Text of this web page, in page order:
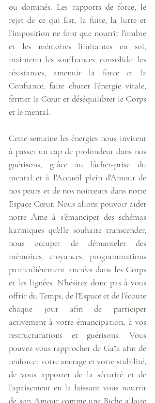
ou dominés. Les rapports de force, le
rejet de ce qui Est, la fuite, la lutte et
l'imposition ne font que nourrir l'ombre
et les mémoires limitantes en soi,
maintenir les souffrances, consolider les
résistances, amenuir la force et la
Confiance, faire chuter l'énergie vitale,
fermer le Cœur et déséquilibrer le Corps
et le mental.
Cette semaine les énergies nous invitent
à passer un cap de profondeur dans nos
guérisons, grâce au lâcher-prise du
mental et à l'Accueil plein d'Amour de
nos peurs et de nos noirceurs dans notre
Espace Cœur. Nous allons pouvoir aider
notre Âme à s'émanciper des schémas
karmiques qu'elle souhaite transcender,
nous occuper de démanteler des
mémoires, croyances, programmations
particulièrement ancrées dans les Corps
et les lignées. N'hésitez donc pas à vous
offrir du Temps, de l'Espace et de l'écoute
chaque jour afin de participer
activement à votre émancipation, à vos
restructurations et guérisons. Vous
pouvez vous rapprocher de Gaïa afin de
renforcer votre ancrage et votre stabilité,
de vous apporter de la sécurité et de
l'apaisement en la laissant vous nourrir
de son Amour comme une Biche allaite